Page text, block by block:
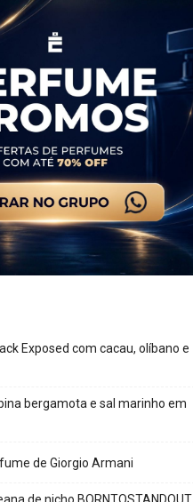
Exposed com cacau, olíbano e
bergamota e sal marinho em
de Giorgio Armani
de nicho BORNTOSTANDOUT